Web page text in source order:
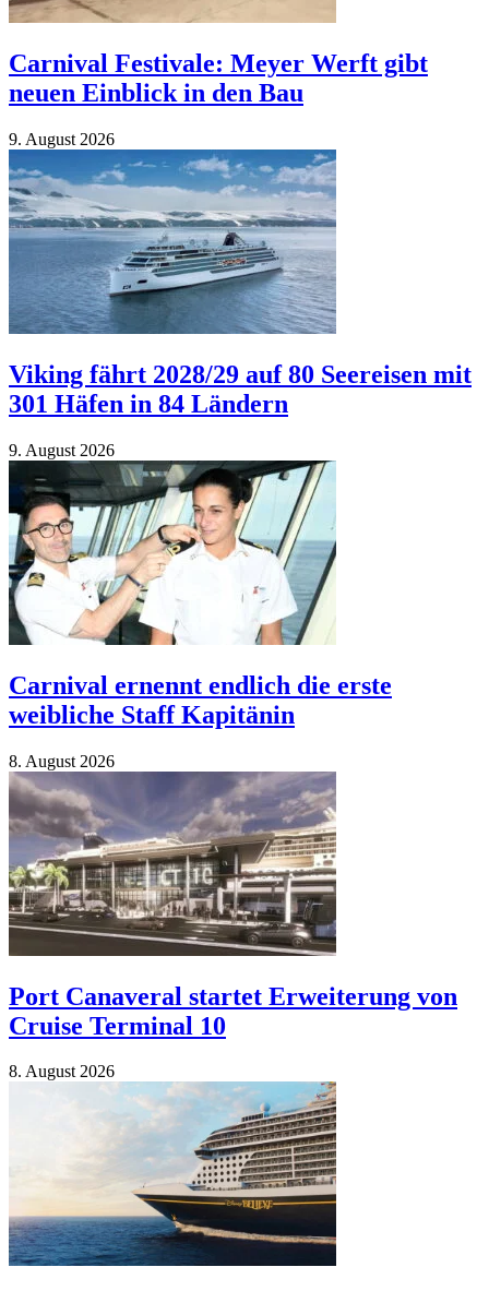
Carnival Festivale: Meyer Werft gibt
neuen Einblick in den Bau
9. Au­gust 2026
Viking fährt 2028/​​29 auf 80 Seereisen mit
301 Häfen in 84 Ländern
9. Au­gust 2026
Carnival ernennt endlich die erste
weibliche Staff Kapitänin
8. Au­gust 2026
Port Canaveral startet Erweiterung von
Cruise Terminal 10
8. Au­gust 2026